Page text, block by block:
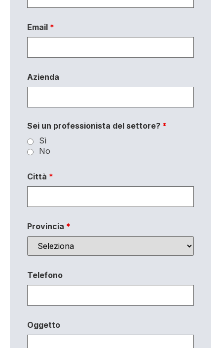
Email *
Azienda
Sei un professionista del settore? *
Sì
No
Città *
Provincia *
Telefono
Oggetto